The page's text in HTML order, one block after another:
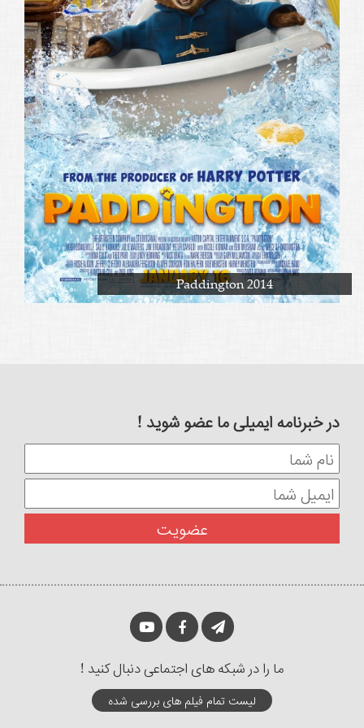
Paddington 2014
در خبرنامه ایمیلی ما عضو شوید !
ما را در شبکه های اجتماعی دنبال کنید !
لیست تمام فیلم های بررسی شده